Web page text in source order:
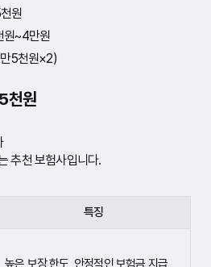
원
원~4만원
5천원×2)
천원
추천 보험사입니다.
특징
높은 보장 한도, 안정적인 보험금 지급